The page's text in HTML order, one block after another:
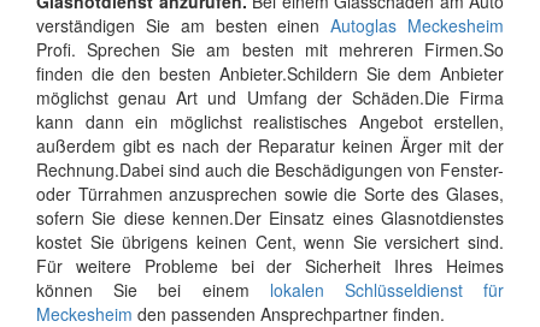
verständigen Sie am besten einenAutoglas Meckesheim
Profi. Sprechen Sie am besten mit mehreren Firmen.So
finden die den besten Anbieter.Schildern Sie dem Anbieter
möglichst genau Art und Umfang der Schäden.Die Firma
kann dann ein möglichst realistisches Angebot erstellen,
außerdem gibt es nach der Reparatur keinen Ärger mit der
Rechnung.Dabei sind auch die Beschädigungen von Fenster-
oder Türrahmen anzusprechen sowie die Sorte des Glases,
sofern Sie diese kennen.Der Einsatz eines Glasnotdienstes
kostet Sie übrigens keinen Cent, wenn Sie versichert sind.
Für weitere Probleme bei der Sicherheit Ihres Heimes
können Sie bei einem lokalen Schlüsseldienst für
Meckesheim den passenden Ansprechpartner finden.